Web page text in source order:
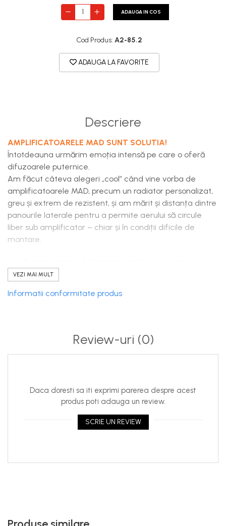
ADAUGA IN COS
Cod Produs: A2-85.2
ADAUGA LA FAVORITE
Descriere
AMPLIFICATOARELE MAD SUNT SOLUTIA!
Întotdeauna urmărim emoția intensă pe care o oferă
difuzoarele puternice.
Am făcut câteva alegeri „cool” când vine vorba de
amplificatoarele MAD, precum un radiator personalizat,
greu și extrem de rezistent, și am mărit și distanța dintre
panourile laterale pentru a permite aerului să circule
liber sub amplificator – chiar și în condiții dificile de
montare.
Inspirați de amplificatoarele aproape perfecte din seria
MAX
, am decis că există o caracteristică pe care trebuia
să o includem în amplificatoarele din seria
amplificatorului de clasă AB asigură căA2-85.2
Care este diferența între sistemul tău audio și celelalte?
MAD A2-85.2 îți oferă LPF și HPF cu pante de
crossover de 12dB, împreună cu o gamă largă de funcții.
Construiește sistemul visurilor tale, alegerea este a ta –
dar asigură-te că îl faciLOUD!
generație.
VEZI MAI MULT
Informatii conformitate produs
Review-uri (0)
Daca doresti sa iti exprimi parerea despre acest
produs poti adauga un review.
SCRIE UN REVIEW